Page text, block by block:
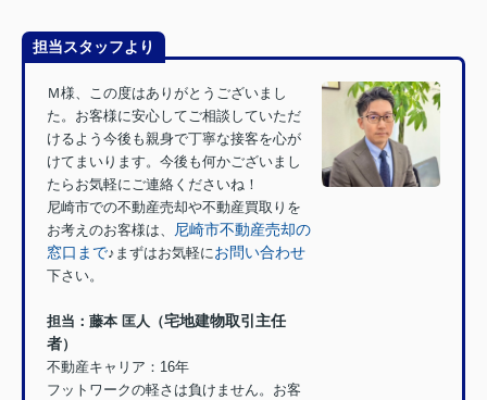
担当スタッフより
Ｍ様、この度はありがとうございまし
た。お客様に安心してご相談していただ
けるよう今後も親身で丁寧な接客を心が
けてまいります。今後も何かございまし
たらお気軽にご連絡くださいね！
尼崎市での不動産売却や不動産買取りを
お考えのお客様は、
尼崎市不動産売却の
窓口まで♪ まずはお気軽にお問い合わせ
下さい。
担当： 藤本 匡人（宅地建物取引主任
者）
不動産キャリア：16年
フットワークの軽さは負けません。お客